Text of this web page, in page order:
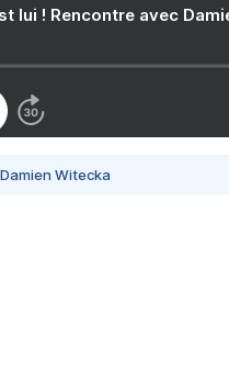
lui ! Rencontre avec
Witecka